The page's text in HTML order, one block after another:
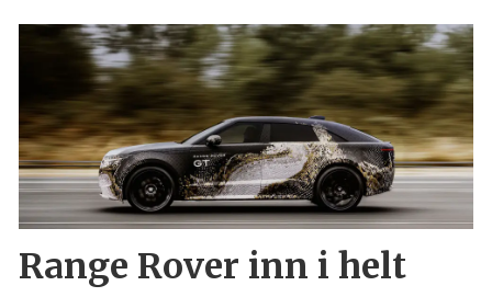
Range Rover inn i helt